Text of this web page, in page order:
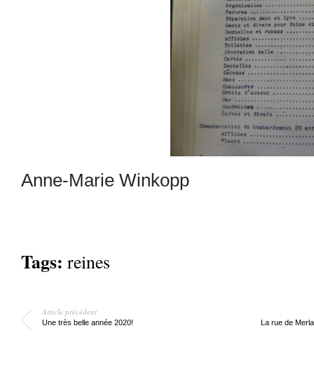
Anne-Marie Winkopp
Tags: reines
Article précédent
Une très belle année 2020! La rue de